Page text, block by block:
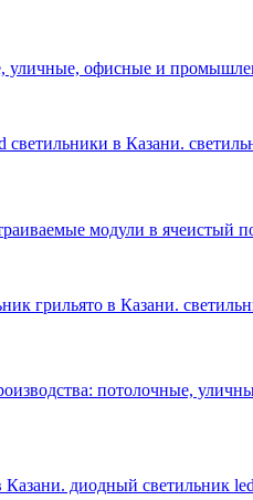
уличные, офисные и
в Казани.
модули в
грильято в Казани.
потолочные,
диодный светильник